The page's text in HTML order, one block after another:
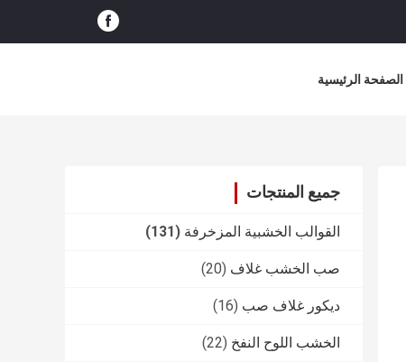
الصفحة الرئيسية
جميع المنتجات
القوالب الخشبية المزخرفة (131)
صب الخشب غلاف (20)
ديكور غلاف صب (16)
الخشب اللوح النفخ (22)